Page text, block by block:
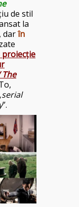
de stil
la
darîn
proiecție
serial
”.